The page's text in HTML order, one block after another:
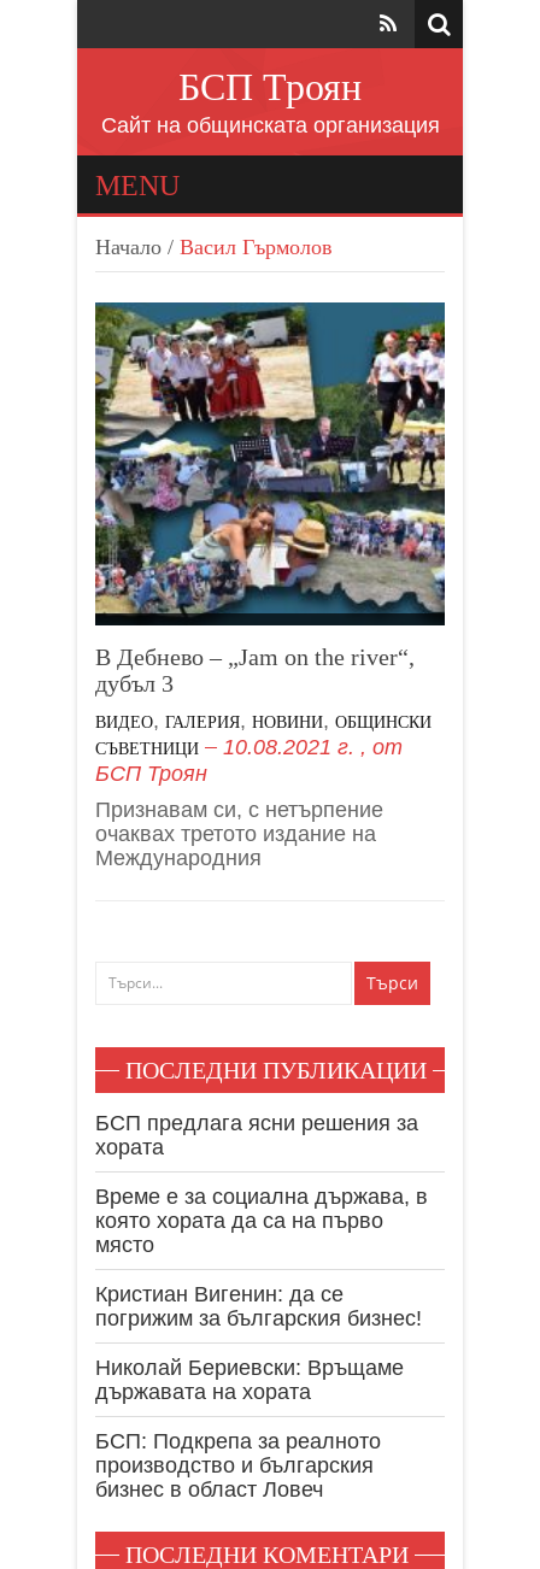
БСП Троян
Сайт на общинската организация
MENU
Начало / Васил Гърмолов
В Дебнево – „Jam on the river“,
дубъл 3
ВИДЕО, ГАЛЕРИЯ, НОВИНИ, ОБЩИНСКИ
СЪВЕТНИЦИ
10.08.2021 г. , от
БСП Троян
Признавам си, с нетърпение
очаквах третото издание на
Международния
ПОСЛЕДНИ ПУБЛИКАЦИИ
БСП предлага ясни решения за
хората
Време е за социална държава, в
която хората да са на първо
място
Кристиан Вигенин: да се
погрижим за българския бизнес!
Николай Бериевски: Връщаме
държавата на хората
БСП: Подкрепа за реалното
производство и българския
бизнес в област Ловеч
ПОСЛЕДНИ КОМЕНТАРИ